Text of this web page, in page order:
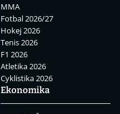
MMA
Fotbal 2026/27
Hokej 2026
Tenis 2026
F1 2026
Atletika 2026
Cyklistika 2026
Ekonomika